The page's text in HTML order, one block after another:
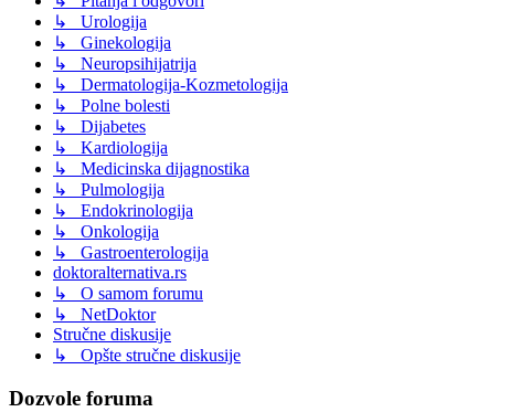
↳ Urologija
↳ Ginekologija
↳ Neuropsihijatrija
↳ Dermatologija-Kozmetologija
↳ Polne bolesti
↳ Dijabetes
↳ Kardiologija
↳ Medicinska dijagnostika
↳ Pulmologija
↳ Endokrinologija
↳ Onkologija
↳ Gastroenterologija
doktoralternativa.rs
↳ O samom forumu
↳ NetDoktor
Stručne diskusije
↳ Opšte stručne diskusije
Dozvole foruma